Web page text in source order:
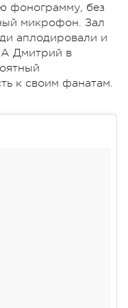
фонограмму, без
микрофон. Зал
аплодировали и
А Дмитрий в
к своим фанатам.